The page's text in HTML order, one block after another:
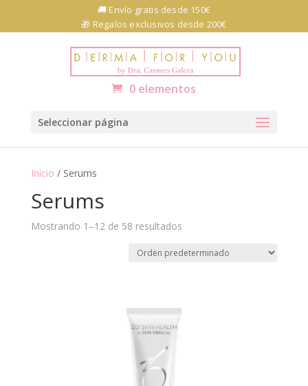
Abrir barra de herramientas
🚚 Envío gratis desde 150€
🎁 Regalos exclusivos desde 200€
0 elementos
Seleccionar página
Inicio / Serums
Serums
Mostrando 1–12 de 58 resultados